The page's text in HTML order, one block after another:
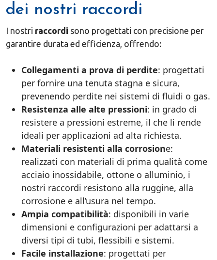
dei nostri raccordi
I nostri raccordi sono progettati con precisione per
garantire durata ed efficienza, offrendo:
Collegamenti a prova di perdite: progettati
per fornire una tenuta stagna e sicura,
prevenendo perdite nei sistemi di fluidi o gas.
Resistenza alle alte pressioni: in grado di
resistere a pressioni estreme, il che li rende
ideali per applicazioni ad alta richiesta.
Materiali resistenti alla corrosione:
realizzati con materiali di prima qualità come
acciaio inossidabile, ottone o alluminio, i
nostri raccordi resistono alla ruggine, alla
corrosione e all’usura nel tempo.
Ampia compatibilità: disponibili in varie
dimensioni e configurazioni per adattarsi a
diversi tipi di tubi, flessibili e sistemi.
Facile installazione: progettati per